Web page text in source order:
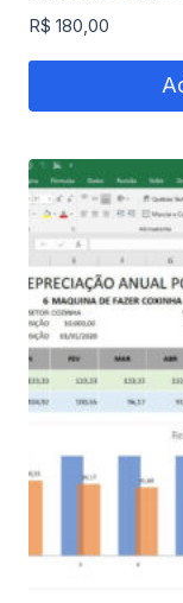
R$ 180,00